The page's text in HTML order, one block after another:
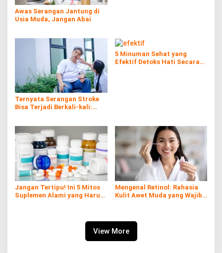
Awas Serangan Jantung di
Usia Muda, Jangan Abai
Ternyata Serangan Stroke
Bisa Terjadi Berkali-kali:
5 Minuman Sehat yang
Efektif Detoks Hati Secara
Jangan Tertipu! Ini 5 Mitos
Suplemen Alami yang Harus
Mengenal Retinol: Rahasia
Kulit Awet Muda yang Wajib
View More